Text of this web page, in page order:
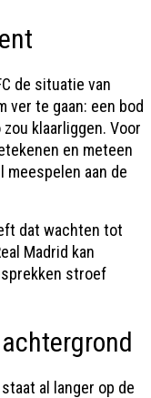
de situatie van
ver te gaan: een bod
klaarliggen. Voor
en meteen
aan de
dat wachten tot
Madrid kan
stroef
al langer op de